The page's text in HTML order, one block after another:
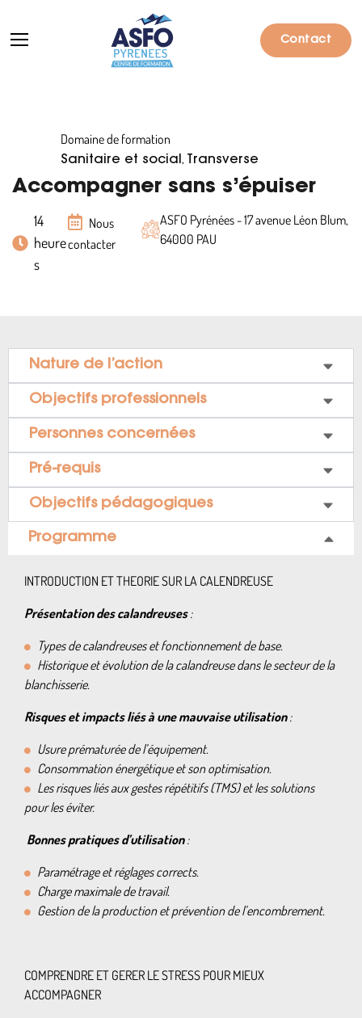
Contact
Formations
Particuliers
Entreprises
Qui sommes-nous ?
Notre catalogue
Domaine de formation
Sanitaire et social , Transverse
Accompagner sans s’épuiser
14
heure
s
Nous
contacter
ASFO Pyrénées - 17 avenue Léon Blum,
64000 PAU
Nature de l’action
Objectifs professionnels
Personnes concernées
Pré-requis
Objectifs pédagogiques
Programme
INTRODUCTION ET THEORIE SUR LA CALENDREUSE
Présentation des calandreuses:
Types de calandreuses et fonctionnement de base.
Historique et évolution de la calandreuse dans le secteur de la
blanchisserie.
Risques et impacts liés à une mauvaise utilisation:
Usure prématurée de l’équipement.
Consommation énergétique et son optimisation.
Les risques liés aux gestes répétitifs (TMS) et les solutions
pour les éviter.
Bonnes pratiques d’utilisation:
Paramétrage et réglages corrects.
Charge maximale de travail.
Gestion de la production et prévention de l’encombrement.
COMPRENDRE ET GERER LE STRESS POUR MIEUX
ACCOMPAGNER